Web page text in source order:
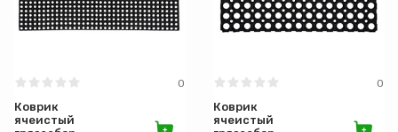
0
Коврик
ячеистый
0
Коврик
ячеистый